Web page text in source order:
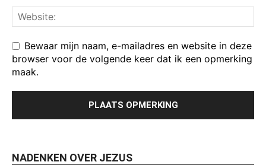
Bewaar mijn naam, e-mailadres en website in deze
browser voor de volgende keer dat ik een opmerking
maak.
NADENKEN OVER JEZUS